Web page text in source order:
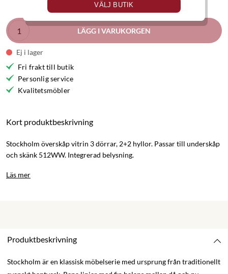
VÄLJ BUTIK
LÄGG I VARUKORGEN
Ej i lager
Fri frakt till butik
Personlig service
Kvalitetsmöbler
Kort produktbeskrivning
Stockholm överskåp vitrin 3 dörrar, 2+2 hyllor. Passar till underskåp
och skänk 512WW. Integrerad belysning.
Läs mer
Produktbeskrivning
Stockholm är en klassisk möbelserie med ursprung från traditionellt